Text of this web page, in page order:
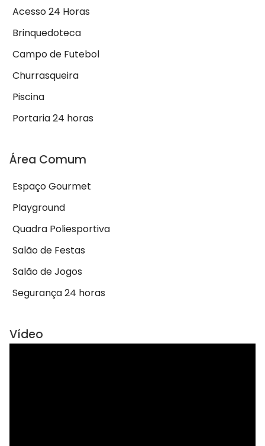
Acesso 24 Horas
Brinquedoteca
Campo de Futebol
Churrasqueira
Piscina
Portaria 24 horas
Área Comum
Espaço Gourmet
Playground
Quadra Poliesportiva
Salão de Festas
Salão de Jogos
Segurança 24 horas
Vídeo